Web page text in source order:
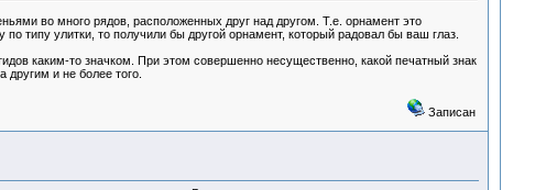
во много рядов, расположенных друг над другом. Т.е. орнамент это
типу улитки, то получили бы другой орнамент, который радовал бы ваш глаз.
каким-то значком. При этом совершенно несущественно, какой печатный знак
другим и не более того.
Записан